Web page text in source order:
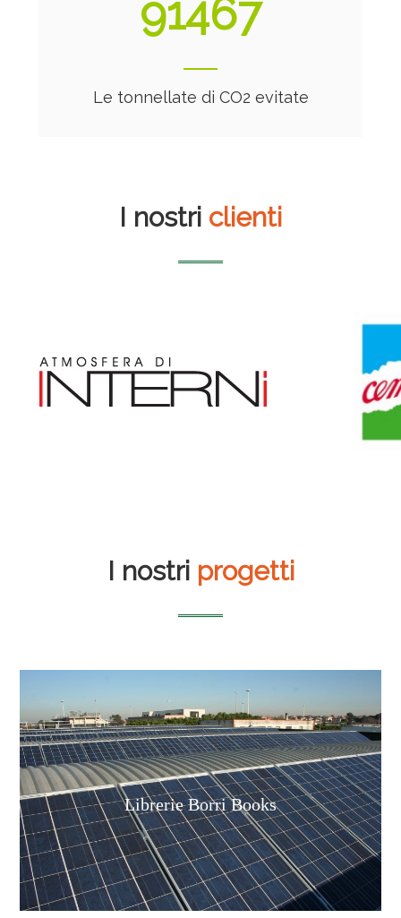
91534
Le tonnellate di CO2 evitate
I nostri clienti
I nostri progetti
Librerie Borri Books